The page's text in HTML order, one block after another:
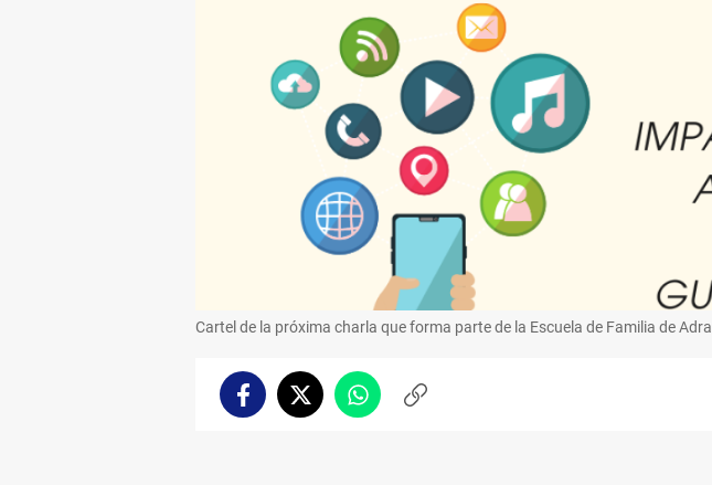
Cartel de la próxima charla que forma parte de la Escuela de Familia de Adra
FacebookTwitterWhatsappCopiar